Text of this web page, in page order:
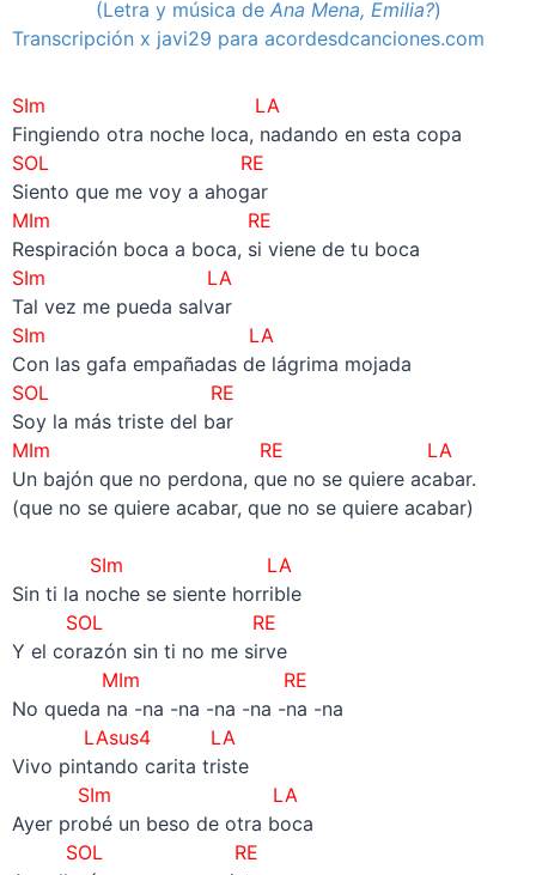
(Letra y música de Ana Mena, Emilia?)
Transcripción x javi29 para acordesdcanciones.com
SIm LA
Fingiendo otra noche loca, nadando en esta copa
SOL
RE
Siento que me voy a ahogar
MIm RE
Respiración boca a boca, si viene de tu boca
SIm LA
Tal vez me pueda salvar
SIm LA
Con las gafa empañadas de lágrima mojada
SOL RE
Soy la más triste del bar
MIm RE LA
Un bajón que no perdona, que no se quiere acabar.
(que no se quiere acabar, que no se quiere acabar)
SIm LA
Sin ti la noche se siente horrible
SOL RE
Y el corazón sin ti no me sirve
MIm RE
No queda na -na -na -na -na -na -na
LAsus4 LA
Vivo pintando carita triste
SIm LA
Ayer probé un beso de otra boca
SOL RE